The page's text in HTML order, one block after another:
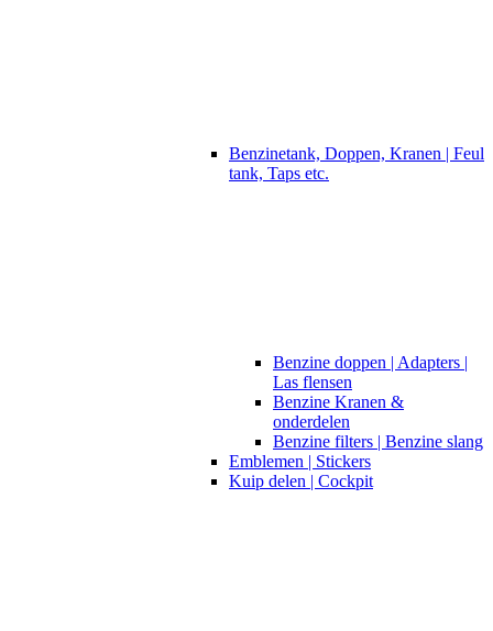
Benzinetank, Doppen, Kranen | Feul
tank, Taps etc.
Benzine doppen | Adapters |
Las flensen
Benzine Kranen &
onderdelen
Benzine filters | Benzine slang
Emblemen | Stickers
Kuip delen | Cockpit